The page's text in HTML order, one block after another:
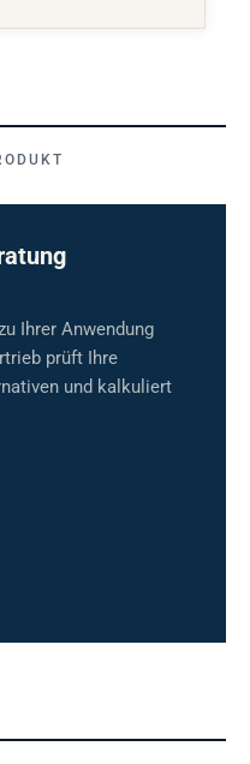
Ihrer Anwendung
prüft Ihre
und kalkuliert